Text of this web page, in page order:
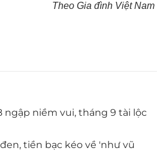
Theo Gia đình Việt Nam
ngập niềm vui, tháng 9 tài lộc
tiền bạc kéo về 'như vũ